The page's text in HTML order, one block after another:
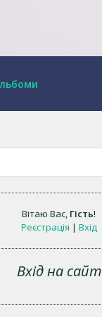
Вітаю Вас, Гість!
Реєстрація | Вхід
Вхід на сайт